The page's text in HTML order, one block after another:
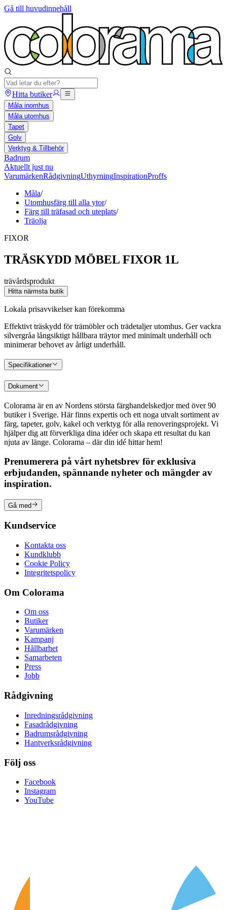
Gå till huvudinnehåll
Hitta butiker
Måla inomhus
Måla utomhus
Tapet
Golv
Verktyg & Tillbehör
Badrum
Aktuellt just nu
VarumärkenRådgivningUthyrningInspirationProffs
Måla/
Utomhusfärg till alla ytor/
Färg till träfasad och uteplats/
Träolja
FIXOR
TRÄSKYDD MÖBEL FIXOR 1L
trävårdsprodukt
Hitta närmsta butik
Lokala prisavvikelser kan förekomma
Effektivt träskydd för trämöbler och trädetaljer utomhus. Ger vackra
silvergråa långsiktigt hållbara träytor med minimalt underhåll och
minimerar behovet av årligt underhåll.
Specifikationer
Dokument
Colorama är en av Nordens största färghandelskedjor med över 90
butiker i Sverige. Här finns expertis och ett noga utvalt sortiment av
färg, tapeter, golv, kakel och verktyg för alla renoveringsprojekt. Vi
hjälper dig att förverkliga dina idéer och skapa ett resultat du kan
njuta av länge. Colorama – där din idé hittar hem!
Prenumerera på vårt nyhetsbrev för exklusiva
erbjudanden, spännande nyheter och mängder av
inspiration.
Gå med
Kundservice
Kontakta oss
Kundklubb
Cookie Policy
Integritetspolicy
Om Colorama
Om oss
Butiker
Varumärken
Kampanj
Hållbarhet
Samarbeten
Press
Jobb
Rådgivning
Inredningsrådgivning
Fasadrådgivning
Badrumsrådgivning
Hantverksrådgivning
Följ oss
Facebook
Instagram
YouTube